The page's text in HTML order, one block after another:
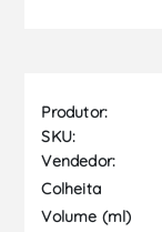
Produtor:
SKU:
Vendedor:
Colheita
Volume (ml)